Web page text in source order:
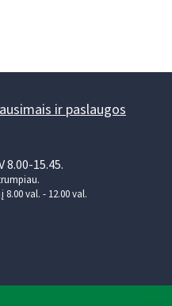
ir paslaugos
8.00-15.45.
val. - 12.00 val.